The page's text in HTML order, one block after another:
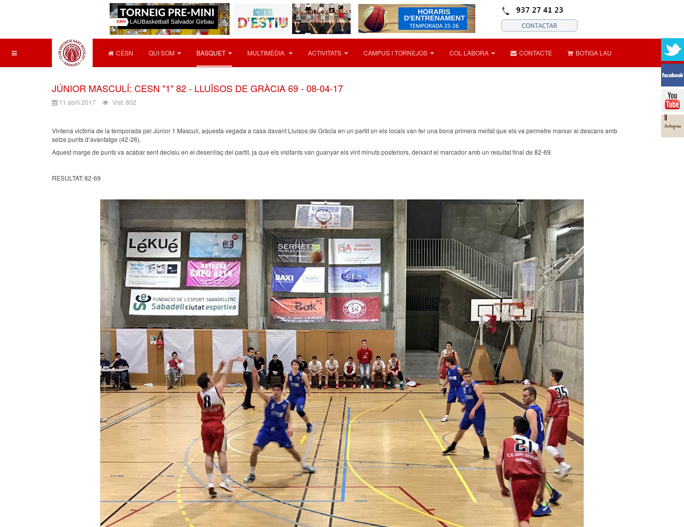
CESN QUI SOM BÀSQUET MULTIMÈDIA ACTIVITATS CAMPUS I TORNEJOS COL·LABORA CONTACTE BOTIGA LAU
JÚNIOR MASCULÍ: CESN "1" 82 - LLUÏSOS DE GRÀCIA 69 - 08-04-17
11 abril 2017 Vist: 802
Vintena victòria de la temporada pel Júnior 1 Masculí, aquesta vegada a casa davant Lluisos de Gràcia en un partit on els locals van fer una bona primera meitat que els va permetre marxar al descans amb
setze punts d’avantatge (42-26).
Aquest marge de punts va acabar sent decisiu en el desenllaç del partit, ja que els visitants van guanyar els vint minuts posteriors, deixant el marcador amb un resultat final de 82-69.
RESULTAT: 82-69